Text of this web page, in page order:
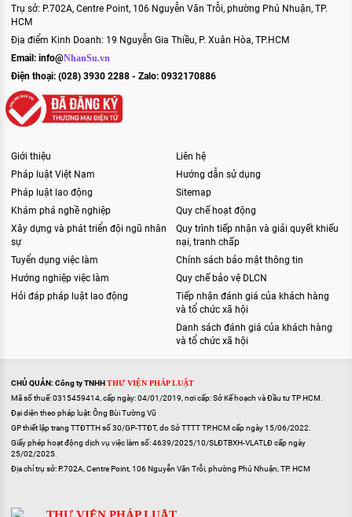
Trụ sở: P.702A, Centre Point, 106 Nguyễn Văn Trỗi, phường Phú Nhuận, TP.
HCM
Địa điểm Kinh Doanh: 19 Nguyễn Gia Thiều, P. Xuân Hòa, TP.HCM
Email: info@NhanSu.vn
Điện thoại: (028) 3930 2288 - Zalo: 0932170886
Giới thiệu
Pháp luật Việt Nam
Pháp luật lao động
Khám phá nghề nghiệp
Xây dựng và phát triển đội ngũ nhân
sự
Tuyển dụng việc làm
Hướng nghiệp việc làm
Hỏi đáp pháp luật lao động
Liên hệ
Hướng dẫn sử dụng
Sitemap
Quy chế hoạt động
Quy trình tiếp nhận và giải quyết khiếu
nại, tranh chấp
Chính sách bảo mật thông tin
Quy chế bảo vệ DLCN
Tiếp nhận đánh giá của khách hàng
và tổ chức xã hội
Danh sách đánh giá của khách hàng
và tổ chức xã hội
CHỦ QUẢN: Công ty TNHHTHƯ VIỆN PHÁP LUẬT
Mã số thuế: 0315459414, cấp ngày: 04/01/2019, nơi cấp: Sở Kế hoạch và Đầu tư TP HCM.
Đại diện theo pháp luật: Ông Bùi Tường Vũ
GP thiết lập trang TTĐTTH số 30/GP-TTĐT, do Sở TTTT TP.HCM cấp ngày 15/06/2022.
Giấy phép hoạt động dịch vụ việc làm số: 4639/2025/10/SLĐTBXH-VLATLĐ cấp ngày
25/02/2025.
Địa chỉ trụ sở: P.702A, Centre Point, 106 Nguyễn Văn Trỗi, phường Phú Nhuận, TP. HCM